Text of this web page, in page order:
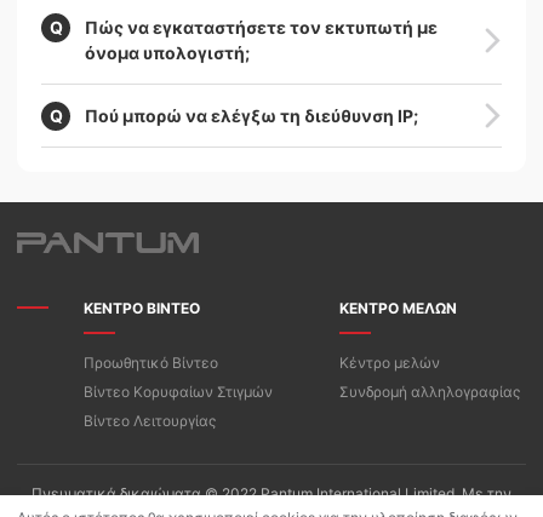
Πώς να εγκαταστήσετε τον εκτυπωτή με
όνομα υπολογιστή;
Πού μπορώ να ελέγξω τη διεύθυνση ΙΡ;
ΚΕΝΤΡΟ ΒΙΝΤΕΟ
Προωθητικό Βίντεο
Βίντεο Κορυφαίων Στιγμών
Βίντεο Λειτουργίας
ΚΕΝΤΡΟ ΜΕΛΩΝ
Κέντρο μελών
Συνδρομή αλληλογραφίας
Πνευματικά δικαιώματα © 2022 Pantum International Limited. Με την